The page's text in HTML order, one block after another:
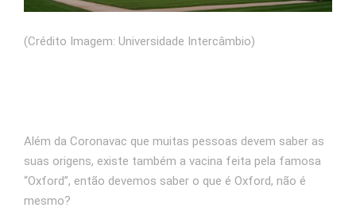
(Crédito Imagem: Universidade Intercâmbio)
Além da Coronavac que muitas pessoas devem saber as
suas origens, existe também a vacina feita pela famosa
“Oxford”, então devemos saber o que é Oxford, não é
mesmo?